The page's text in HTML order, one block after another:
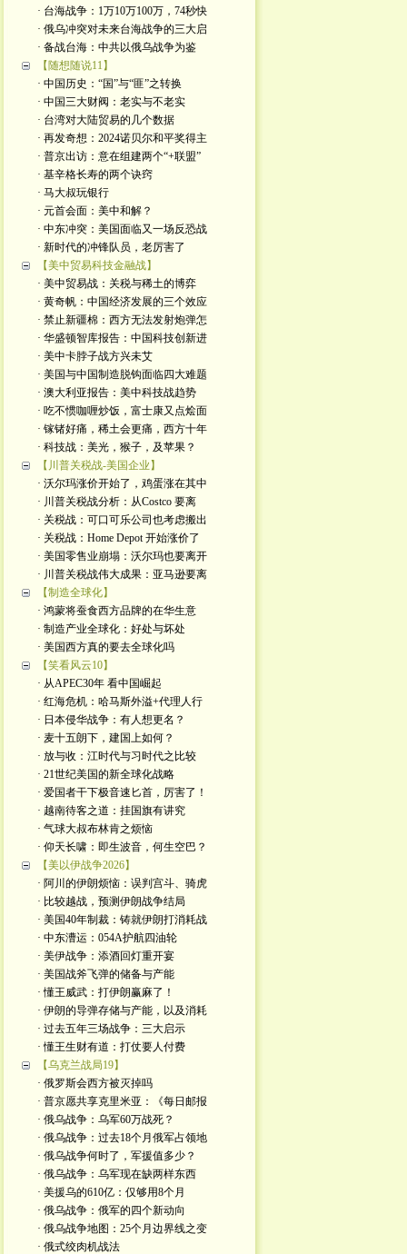
· 台海战争：1万10万100万，74秒快
· 俄乌冲突对未来台海战争的三大启
· 备战台海：中共以俄乌战争为鉴
【随想随说11】
· 中国历史：“国”与“匪”之转换
· 中国三大财阀：老实与不老实
· 台湾对大陆贸易的几个数据
· 再发奇想：2024诺贝尔和平奖得主
· 普京出访：意在组建两个“+联盟”
· 基辛格长寿的两个诀窍
· 马大叔玩银行
· 元首会面：美中和解？
· 中东冲突：美国面临又一场反恐战
· 新时代的冲锋队员，老厉害了
【美中贸易科技金融战】
· 美中贸易战：关税与稀土的博弈
· 黄奇帆：中国经济发展的三个效应
· 禁止新疆棉：西方无法发射炮弹怎
· 华盛顿智库报告：中国科技创新进
· 美中卡脖子战方兴未艾
· 美国与中国制造脱钩面临四大难题
· 澳大利亚报告：美中科技战趋势
· 吃不惯咖喱炒饭，富士康又点烩面
· 镓锗好痛，稀土会更痛，西方十年
· 科技战：美光，猴子，及苹果？
【川普关税战-美国企业】
· 沃尔玛涨价开始了，鸡蛋涨在其中
· 川普关税战分析：从Costco 要离
· 关税战：可口可乐公司也考虑搬出
· 关税战：Home Depot 开始涨价了
· 美国零售业崩塌：沃尔玛也要离开
· 川普关税战伟大成果：亚马逊要离
【制造全球化】
· 鸿蒙将蚕食西方品牌的在华生意
· 制造产业全球化：好处与坏处
· 美国西方真的要去全球化吗
【笑看风云10】
· 从APEC30年 看中国崛起
· 红海危机：哈马斯外溢+代理人行
· 日本侵华战争：有人想更名？
· 麦十五朗下，建国上如何？
· 放与收：江时代与习时代之比较
· 21世纪美国的新全球化战略
· 爱国者干下极音速匕首，厉害了！
· 越南待客之道：挂国旗有讲究
· 气球大叔布林肯之烦恼
· 仰天长啸：即生波音，何生空巴？
【美以伊战争2026】
· 阿川的伊朗烦恼：误判宫斗、骑虎
· 比较越战，预测伊朗战争结局
· 美国40年制裁：铸就伊朗打消耗战
· 中东漕运：054A护航四油轮
· 美伊战争：添酒回灯重开宴
· 美国战斧飞弹的储备与产能
· 懂王威武：打伊朗赢麻了！
· 伊朗的导弹存储与产能，以及消耗
· 过去五年三场战争：三大启示
· 懂王生财有道：打仗要人付费
【乌克兰战局19】
· 俄罗斯会西方被灭掉吗
· 普京愿共享克里米亚：《每日邮报
· 俄乌战争：乌军60万战死？
· 俄乌战争：过去18个月俄军占领地
· 俄乌战争何时了，军援值多少？
· 俄乌战争：乌军现在缺两样东西
· 美援乌的610亿：仅够用8个月
· 俄乌战争：俄军的四个新动向
· 俄乌战争地图：25个月边界线之变
· 俄式绞肉机战法